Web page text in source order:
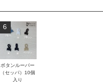
6
ボタンルーパー
（セッパ）10個
入り